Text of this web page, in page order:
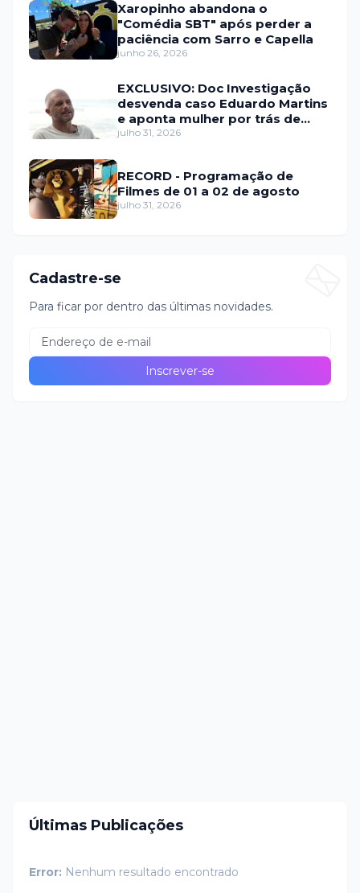
Xaropinho abandona o
"Comédia SBT" após perder a
paciência com Sarro e Capella
junho 26, 2026
EXCLUSIVO: Doc Investigação
desvenda caso Eduardo Martins
e aponta mulher por trás de
fraude internacional
julho 31, 2026
RECORD - Programação de
Filmes de 01 a 02 de agosto
julho 31, 2026
Cadastre-se
Para ficar por dentro das últimas novidades.
Últimas Publicações
Error: Nenhum resultado encontrado